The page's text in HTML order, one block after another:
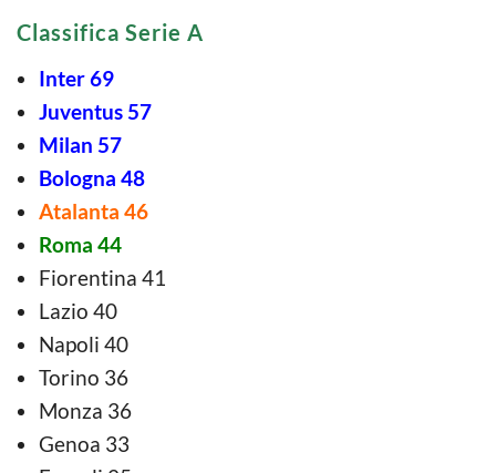
Classifica Serie A
Inter 69
Juventus 57
Milan 57
Bologna 48
Atalanta 46
Roma 44
Fiorentina 41
Lazio 40
Napoli 40
Torino 36
Monza 36
Genoa 33